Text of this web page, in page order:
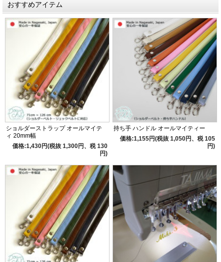
おすすめアイテム
ショルダーストラップ オールマイテ
ィ 20mm幅
価格:1,430円(税抜 1,300円、税 130
円)
持ち手 ハンドル オールマイティー
価格:1,155円(税抜 1,050円、税 105
円)